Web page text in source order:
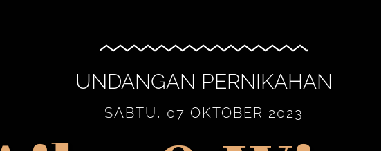
UNDANGAN PERNIKAHAN
SABTU, 07 OKTOBER 2023